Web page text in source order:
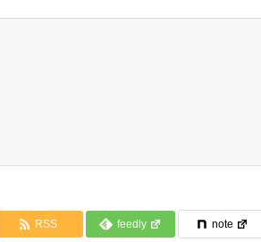
RSS feedly note